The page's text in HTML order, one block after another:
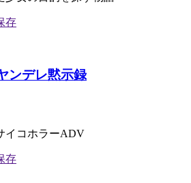
ンデレ黙示録
イコホラーADV